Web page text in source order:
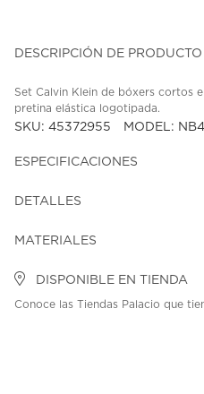
DESCRIPCIÓN DE PRODUCTO
Set Calvin Klein de bóxers cortos
pretina elástica logotipada.
SKU: 45372955 MODEL:
ESPECIFICACIONES
DETALLES
MATERIALES
DISPONIBLE EN TIENDA
Conoce las Tiendas Palacio que